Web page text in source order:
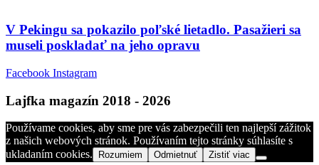
V Pekingu sa pokazilo poľské lietadlo. Pasažieri sa
museli poskladať na jeho opravu
Facebook Instagram
Lajfka magazín 2018 - 2026
Používame cookies, aby sme pre vás zabezpečili ten najlepší zážitok
z našich webových stránok. Používaním tejto stránky súhlasíte s
ukladaním cookies.
Rozumiem Odmietnuť Zistiť viac